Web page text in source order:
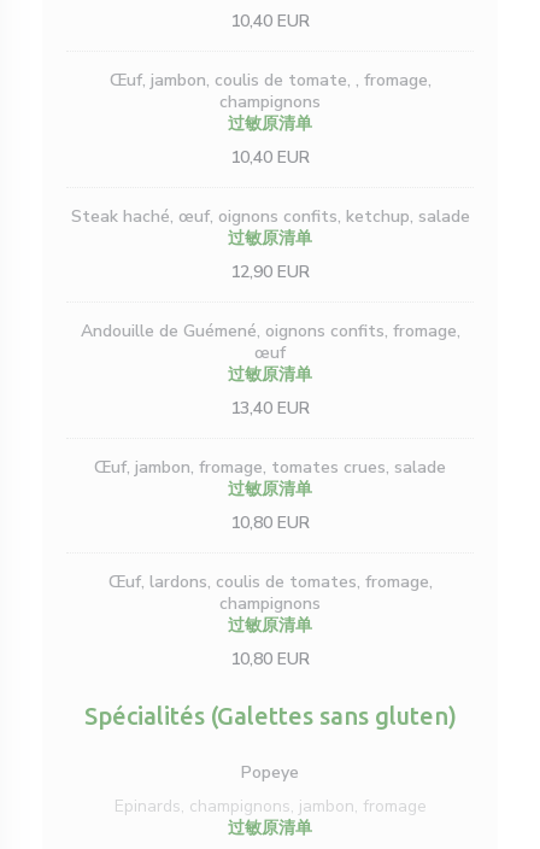
10,40 EUR
Œuf, jambon, coulis de tomate, , fromage,
champignons
过敏原清单
10,40 EUR
Steak haché, œuf, oignons confits, ketchup, salade
过敏原清单
12,90 EUR
Andouille de Guémené, oignons confits, fromage,
œuf
过敏原清单
13,40 EUR
Œuf, jambon, fromage, tomates crues, salade
过敏原清单
10,80 EUR
Œuf, lardons, coulis de tomates, fromage,
champignons
过敏原清单
10,80 EUR
Spécialités (Galettes sans gluten)
Popeye
Epinards, champignons, jambon, fromage
过敏原清单